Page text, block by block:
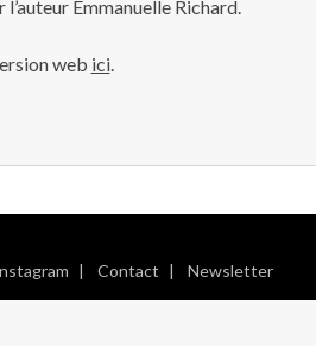
l’auteur Emmanuelle Richard.
web ici.
Contact Newsletter